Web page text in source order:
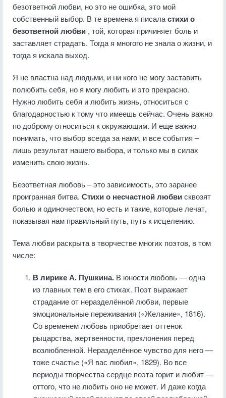
безответной любви, но это не ошибка, это мой
собственный выбор. В те времена я писаластихи о
безответной любви , той, которая причиняет боль и
заставляет страдать. Тогда я многого не знала о жизни, и
тогда я искала выход.
Я не властна над людьми, и ни кого не могу заставить
полюбить себя, но я могу любить и это прекрасно.
Нужно любить себя и любить жизнь, относиться с
благодарностью к тому что имеешь сейчас. Очень важно
по доброму относиться к окружающим. И еще важно
понимать, что выбор всегда за нами, и все события –
лишь результат нашего выбора, и только мы в силах
изменить свою жизнь.
Безответная любовь – это зависимость, это заранее
проигранная битва. Стихи о несчастной любвисквозят
болью и одиночеством, но есть и такие, которые лечат,
показывая нам правильный путь, путь к исцелению.
Тема любви раскрыта в творчестве многих поэтов, в том
числе:
В лирике А. Пушкина. В юности любовь — одна
из главных тем в его стихах. Поэт выражает
страдание от неразделённой любви, первые
эмоциональные переживания («Желание», 1816).
Со временем любовь приобретает оттенок
рыцарства, жертвенности, преклонения перед
возлюбленной. Неразделённое чувство для него —
тоже счастье («Я вас любил», 1829). Во все
периоды творчества сердце поэта горит и любит —
оттого, что не любить оно не может. И даже когда